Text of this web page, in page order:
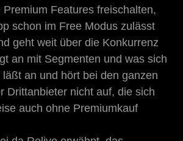
Premium Features freischalten,
schon im Free Modus zulässt
geht weit über die Konkurrenz
an mit Segmenten und was sich
an und hört bei den ganzen
Drittanbieter nicht auf, die sich
auch ohne Premiumkauf